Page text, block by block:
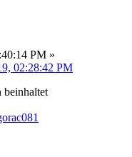
PM »
02:28:42 PM
beinhaltet